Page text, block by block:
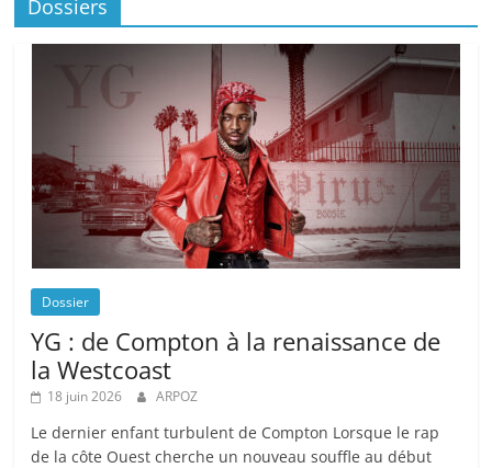
Dossiers
Dossier
YG : de Compton à la renaissance de
la Westcoast
18 juin 2026 ARPOZ
Le dernier enfant turbulent de Compton Lorsque le rap
de la côte Ouest cherche un nouveau souffle au début